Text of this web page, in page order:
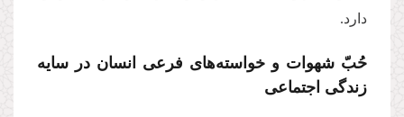
دارد.
حُبّ شهوات و خواسته‌های فرعی انسان در سایه
زندگی اجتماعی